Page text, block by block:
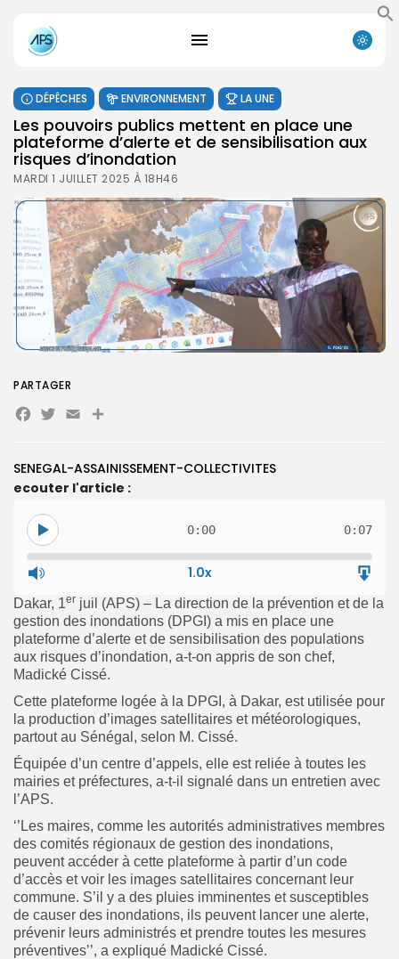
Search
for:
DÉPÊCHES ENVIRONNEMENT LA UNE
Les pouvoirs publics mettent en place une
plateforme d’alerte et de sensibilisation aux
risques d’inondation
MARDI 1 JUILLET 2025 À 18H46
SENEGAL-ASSAINISSEMENT-COLLECTIVITES
ecouter l'article :
0:00 0:07
1.0x
Dakar, 1er juil (APS) – La direction de la prévention et de la
gestion des inondations (DPGI) a mis en place une
plateforme d’alerte et de sensibilisation des populations
aux risques d’inondation, a-t-on appris de son chef,
Madické Cissé.
Cette plateforme logée à la DPGI, à Dakar, est utilisée pour
la production d’images satellitaires et météorologiques,
partout au Sénégal, selon M. Cissé.
Équipée d’un centre d’appels, elle est reliée à toutes les
mairies et préfectures, a-t-il signalé dans un entretien avec
l’APS.
‘’Les maires, comme les autorités administratives membres
des comités régionaux de gestion des inondations,
peuvent accéder à cette plateforme à partir d’un code
d’accès et voir les images satellitaires concernant leur
commune. S’il y a des pluies imminentes et susceptibles
de causer des inondations, ils peuvent lancer une alerte,
prévenir leurs administrés et prendre toutes les mesures
préventives’’, a expliqué Madické Cissé.
PARTAGER
Facebook
Twitter
EmailPartager